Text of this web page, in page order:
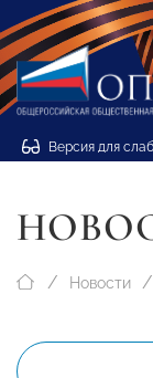
Версия для
Новости